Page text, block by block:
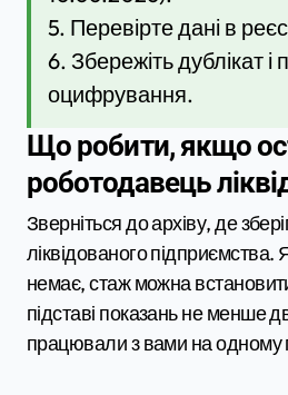
5. Перевірте дані в
6. Збережіть дублікат
оцифрування.
Що робити, якщо
роботодавець
Зверніться до архіву, де
ліквідованого підприємства.
немає, стаж можна
підставі показань не менше
працювали з вами на одному